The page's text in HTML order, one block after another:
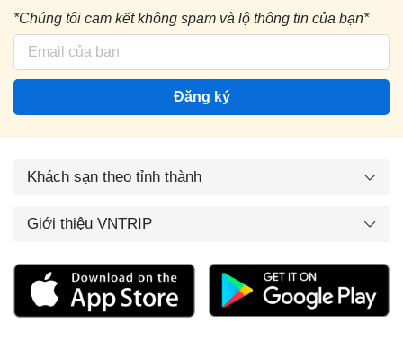
*Chúng tôi cam kết không spam và lộ thông tin của bạn*
Đăng ký
Khách sạn theo tỉnh thành
Giới thiệu VNTRIP